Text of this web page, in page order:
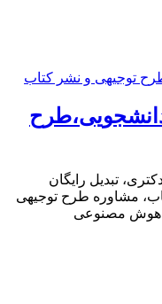
تبدیل رایگان
مشاوره طرح توجیهی
هوش مصنوعی